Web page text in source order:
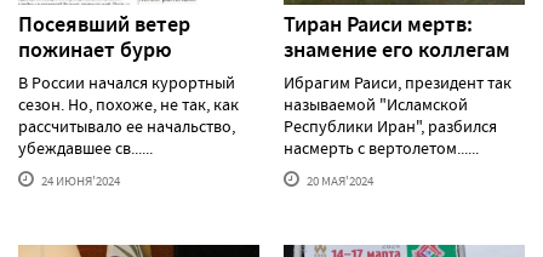
Посеявший ветер
пожинает бурю
В России начался курортный
сезон. Но, похоже, не так, как
рассчитывало ее начальство,
убеждавшее св......
24 ИЮНЯ'2024
Тиран Раиси мертв:
знамение его коллегам
Ибрагим Раиси, президент так
называемой "Исламской
Республики Иран", разбился
насмерть с вертолетом......
20 МАЯ'2024